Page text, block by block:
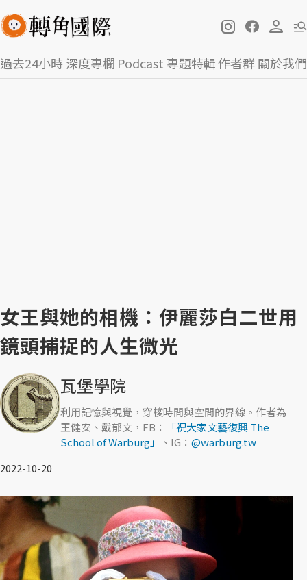
過去24小時深度專欄 Podcast 專題特輯作者群關於我們
女王與她的相機：伊麗莎白二世用
鏡頭捕捉的人生微光
瓦堡學院
利用記憶與視覺，穿梭時間與空間的界線。作者為
王健安、戴郁文，FB：
「祝大家文藝復興 The
School of Warburg」
、IG： @warburg.tw
2022-10-20